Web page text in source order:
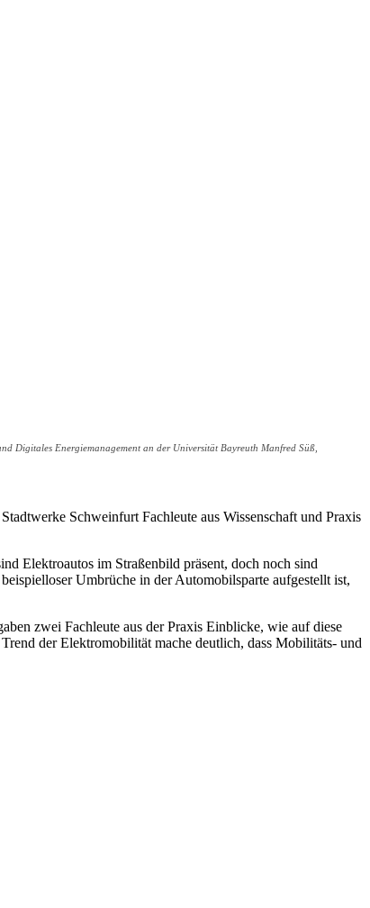
Digitales Energiemanagement an der Universität Bayreuth Manfred Süß,
Schweinfurt Fachleute aus Wissenschaft und Praxis
Elektroautos im Straßenbild präsent, doch noch sind
Umbrüche in der Automobilsparte aufgestellt ist,
zwei Fachleute aus der Praxis Einblicke, wie auf diese
der Elektromobilität mache deutlich, dass Mobilitäts- und